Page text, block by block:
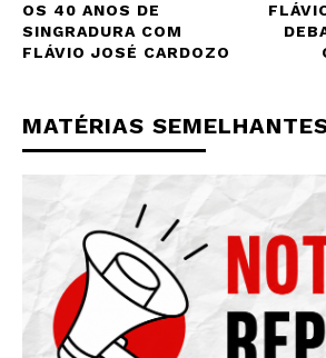
OS 40 ANOS DE
SINGRADURA COM
FLÁVIO JOSÉ CARDOZO
MATÉRIAS